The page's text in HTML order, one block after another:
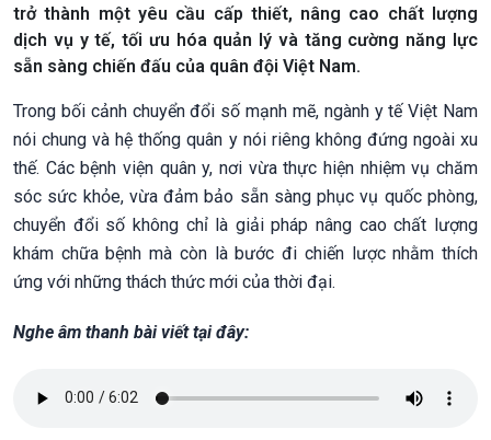
trở thành một yêu cầu cấp thiết, nâng cao chất lượng
dịch vụ y tế, tối ưu hóa quản lý và tăng cường năng lực
sẵn sàng chiến đấu của quân đội Việt Nam.
Trong bối cảnh chuyển đổi số mạnh mẽ, ngành y tế Việt Nam
nói chung và hệ thống quân y nói riêng không đứng ngoài xu
thế. Các bệnh viện quân y, nơi vừa thực hiện nhiệm vụ chăm
sóc sức khỏe, vừa đảm bảo sẵn sàng phục vụ quốc phòng,
chuyển đổi số không chỉ là giải pháp nâng cao chất lượng
khám chữa bệnh mà còn là bước đi chiến lược nhằm thích
ứng với những thách thức mới của thời đại.
Nghe âm thanh bài viết tại đây: